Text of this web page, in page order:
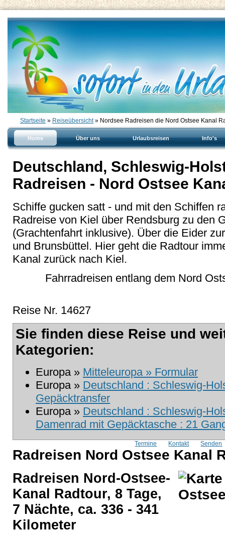
Startseite » Reiseübersicht» Nordsee Radreisen die Nord Ostsee Kanal
Home Über uns Urlaubsreisen Info's
Deutschland, Schleswig-
Radreisen - Nord Ostsee
Schiffe gucken satt - und mit den Schiffen
Radreise von Kiel über Rendsburg zu den
(Grachtenfahrt inklusive). Über die Eider
und Brunsbüttel. Hier geht die Radtour
Kanal zurück nach Kiel.
Fahrradreisen entlang dem Nord
Reise Nr. 14627
Sie finden diese Reise und
Kategorien:
Europa » Mitteleuropa » Formular
Europa » Deutschland : Schleswig-
Gepäcktransfer
Europa » Deutschland : Schleswig-
Damenrad mit Gepäcktasche : 21
Termine Kontakt Senden
Radreisen Nord Ostsee Kanal
Radreisen Nord-Ostsee-
Kanal Radtour, 8 Tage,
7 Nächte, ca. 336 - 341
Kilometer